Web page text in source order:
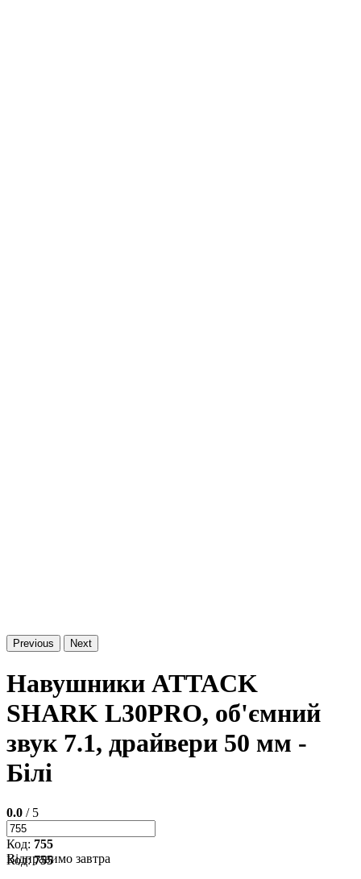
Previous Next
Навушники ATTACK
SHARK L30PRO, об'ємний
звук 7.1, драйвери 50 мм -
Білі
0.0 / 5
Код: 755
Відправимо завтра
Код:755